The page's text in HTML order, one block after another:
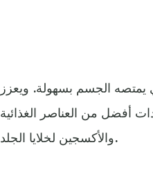
يمتصه الجسم بسهولة. ويعزز
أفضل من العناصر الغذائية
والأكسجين لخلايا الجلد.